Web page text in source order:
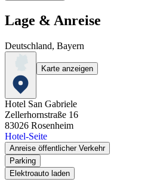
Lage & Anreise
Deutschland, Bayern
Karte anzeigen
Hotel San Gabriele
Zellerhornstraße 16
83026 Rosenheim
Hotel-Seite
Anreise öffentlicher Verkehr
Parking
Elektroauto laden